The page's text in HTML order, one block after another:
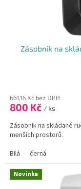
Zásobník na
produktu
je
z
5
661,16 Kč bez DPH
800 Kč / ks
Zásobník na skládané
menších prostorů.
Bílá
černá
Novinka